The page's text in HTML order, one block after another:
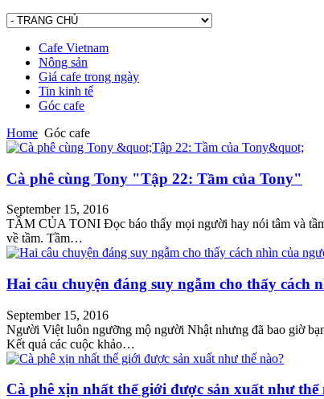
Cafe Vietnam
Nông sản
Giá cafe trong ngày
Tin kinh tế
Góc cafe
Home Góc cafe
Cà phê cùng Tony "Tập 22: Tầm của Tony"
September 15, 2016
TẦM CỦA TONI Đọc báo thấy mọi người hay nói tâm và
về tầm. Tầm…
Hai câu chuyện đáng suy ngẫm cho thấy cách
September 15, 2016
Người Việt luôn ngưỡng mộ người Nhật nhưng đã bao giờ
Kết quả các cuộc khảo…
Cà phê xịn nhất thế giới được sản xuất như thế